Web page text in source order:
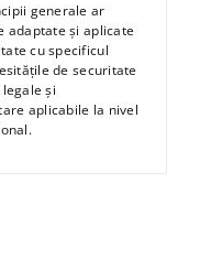
generale ar
adaptate și aplicate
cu specificul
de securitate
și
aplicabile la nivel